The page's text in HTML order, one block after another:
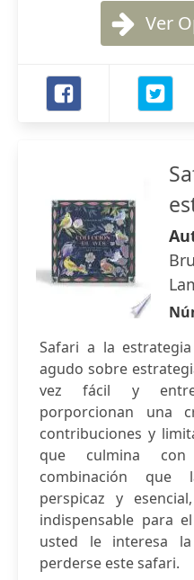
Ver
Safari a la
agudo sobre
vez fácil y
porporcionan una
contribuciones y
que culmina
combinación que
perspicaz y
indispensable para
usted le interesa
perderse este safari.